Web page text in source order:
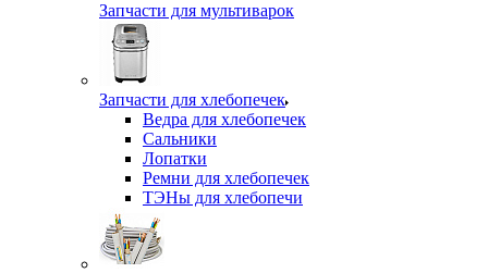
Запчасти для мультиварок
Запчасти для хлебопечек
Ведра для хлебопечек
Сальники
Лопатки
Ремни для хлебопечек
ТЭНы для хлебопечи